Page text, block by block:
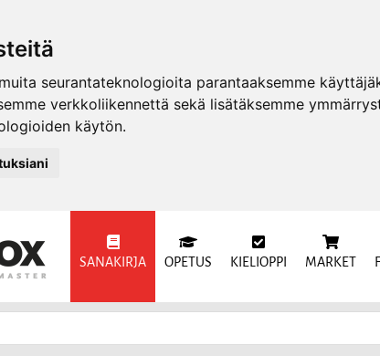
seurantateknologioita parantaaksemme
verkkoliikennettä sekä lisätäksemme
käytön.
SANAKIRJA OPETUS KIELIOPPI MARKET